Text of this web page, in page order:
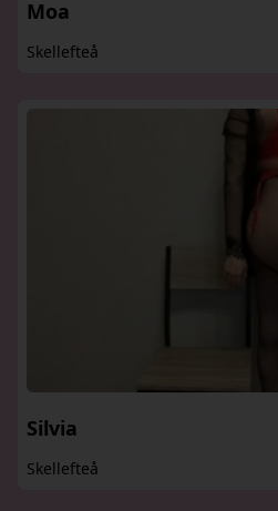
Moa
Skellefteå
Silvia
Skellefteå